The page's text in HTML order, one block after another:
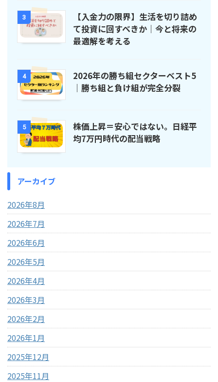
3
【入金力の限界】生活を切り詰め
て投資に回すべきか｜今と将来の
最適解を考える
4
2026年の勝ち組セクターベスト5
｜勝ち組と負け組が完全分裂
5
株価上昇＝安心ではない。日経平
均7万円時代の配当戦略
アーカイブ
2026年8月
2026年7月
2026年6月
2026年5月
2026年4月
2026年3月
2026年2月
2026年1月
2025年12月
2025年11月